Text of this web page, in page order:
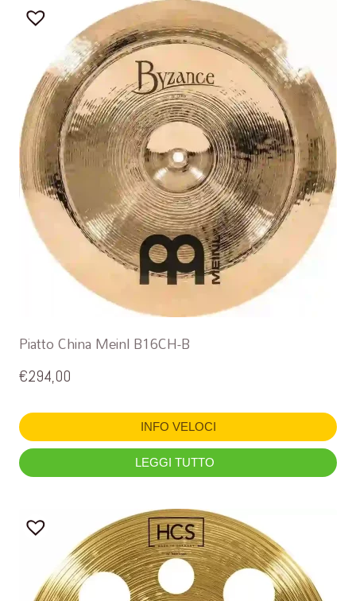
Piatto China Meinl B16CH-B
€294,00
INFO VELOCI
LEGGI TUTTO